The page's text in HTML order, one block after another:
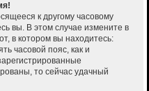
к другому часовому
вы. В этом случае измените в
в котором вы находитесь:
часовой пояс, как и
то сейчас удачный